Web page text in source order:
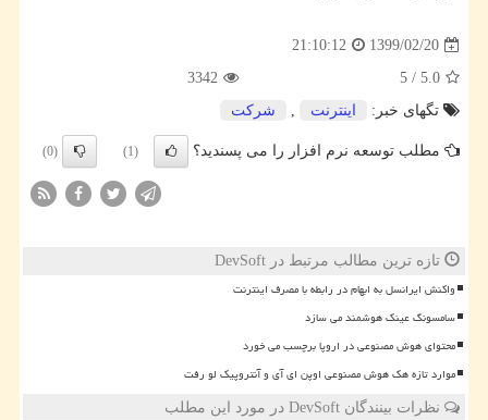
1399/02/20
21:10:12
5.0
/
5
3342
تگهای خبر:
اینترنت , شركت
مطلب توسعه نرم افزار را می پسندید؟ (1)
(0)
تازه ترین مطالب مرتبط در DevSoft
واکنش ایرانسل به ابهام در رابطه با مصرف اینترنت
سامسونگ عینک هوشمند می سازد
محتوای هوش مصنوعی در اروپا برچسب می خورد
موارد تازه هک هوش مصنوعی اوپن ای آی و آنتروپیک لو رفت
نظرات بینندگان DevSoft در مورد این مطلب